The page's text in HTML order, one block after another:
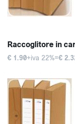
Raccoglitore in
€ 1.90+iva 22%=€